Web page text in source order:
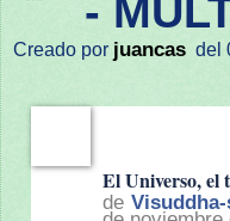
-
Creado por juancas del
El Universo, el
de